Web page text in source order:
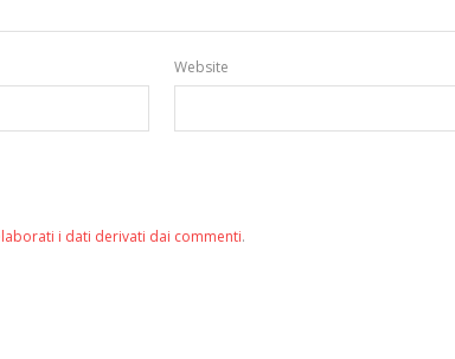
Website
i dati derivati dai commenti.